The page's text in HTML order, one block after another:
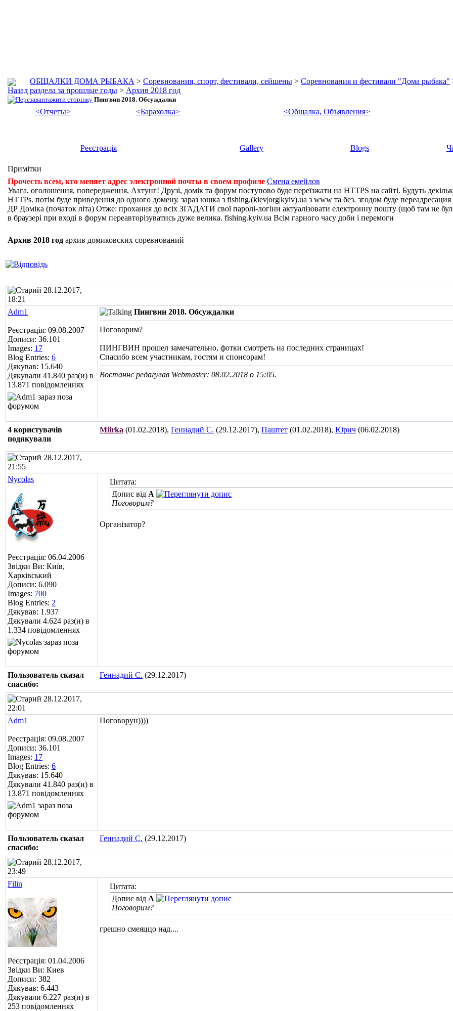
ОБЩАЛКИ ДОМА РЫБАКА > Соревнования, спорт, фестивали, сейшены > Соревнования и фестивали "Дома рыбака"
раздела за прошлые годы > Архив 2018 год
Пингвин 2018. Обсуждалки
<Отчеты> <Барахолка> <Общалка, Объявления>
Реєстрація Gallery Blogs
Примітки
Прочесть всем, кто меняет адрес электронной почты в своем профиле Смена емейлов
Увага, оголошення, попередження, Ахтунг! Друзі, домік та форум поступово буде переїзжати на HTTPS на сайті. Будуть
HTTPs. потім буде приведення до одного домену. зараз юшка з fishing.(kiev|org|kyiv).ua з www та без. згодом буде
ДР Доміка (початок літа) Отже: прохання до всіх ЗГАДАТИ свої паролі-логіни актуалізовати електронну пошту (щоб там не
в браузері при вході в форум переавторізуватись дуже велика. fishing.kyiv.ua Всім гарного часу доби і перемоги
Архив 2018 год архив домиковских соревнований
28.12.2017,
18:21
Adm1
Реєстрація: 09.08.2007
Дописи: 36.101
Images: 17
Blog Entries: 6
Дякував: 15.640
Дякували 41.840 раз(и) в
13.871 повідомленнях
Пингвин 2018. Обсуждалки
Поговорим?
ПИНГВИН прошел замечательно, фотки смотреть на последних страницах!
Спасибо всем участникам, гостям и спонсорам!
Востаннє редагував Webmaster: 08.02.2018 о 15:05.
4 користувачів
подякували
Miirka (01.02.2018), Геннадий С. (29.12.2017), Паштет (01.02.2018), Юрич (06.02.2018)
28.12.2017,
21:55
Nycolas
Реєстрація: 06.04.2006
Звідки Ви: Київ,
Харківський
Дописи: 6.090
Images: 700
Blog Entries: 2
Дякував: 1.937
Дякували 4.624 раз(и) в
1.334 повідомленнях
Цитата:
Допис від A
Поговорим?
Організатор?
Пользователь сказал
cпасибо:
Геннадий С. (29.12.2017)
28.12.2017,
22:01
Adm1
Реєстрація: 09.08.2007
Дописи: 36.101
Images: 17
Blog Entries: 6
Дякував: 15.640
Дякували 41.840 раз(и) в
13.871 повідомленнях
Поговорун))))
Пользователь сказал
cпасибо:
Геннадий С. (29.12.2017)
28.12.2017,
23:49
Filin
Реєстрація: 01.04.2006
Звідки Ви: Киев
Дописи: 382
Дякував: 6.443
Дякували 6.227 раз(и) в
253 повідомленнях
Цитата:
Допис від A
Поговорим?
грешно смеяццо над....